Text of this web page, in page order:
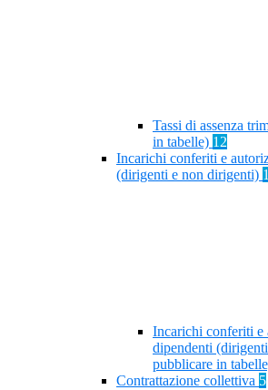
Tassi di assenza
in tabelle) 12
Incarichi conferiti e
(dirigenti e non dirigenti)
Incarichi conferiti e
dipendenti
pubblicare in
Contrattazione collettiva 5